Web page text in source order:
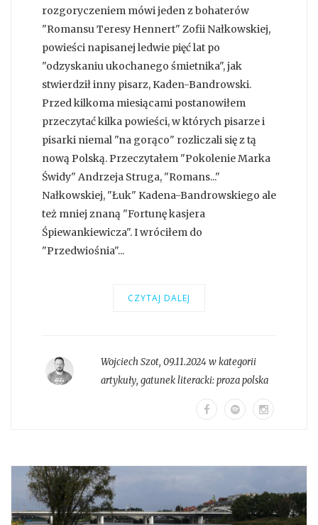
rozgoryczeniem mówi jeden z bohaterów
"Romansu Teresy Hennert" Zofii Nałkowskiej,
powieści napisanej ledwie pięć lat po
"odzyskaniu ukochanego śmietnika", jak
stwierdził inny pisarz, Kaden-Bandrowski.
Przed kilkoma miesiącami postanowiłem
przeczytać kilka powieści, w których pisarze i
pisarki niemal "na gorąco" rozliczali się z tą
nową Polską. Przeczytałem "Pokolenie Marka
Świdy" Andrzeja Struga, "Romans..."
Nałkowskiej, "Łuk" Kadena-Bandrowskiego ale
też mniej znaną "Fortunę kasjera
Śpiewankiewicza". I wróciłem do
"Przedwiośnia"...
CZYTAJ DALEJ
Wojciech Szot, 09.11.2024 w kategorii
artykuły, gatunek literacki:proza polska